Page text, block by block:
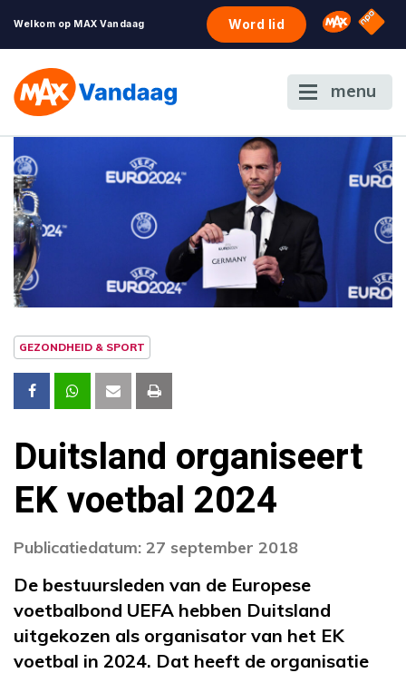
Welkom op MAX Vandaag Word lid Omroep
NPO
menu
GEZONDHEID & SPORT
Duitsland organiseert
EK voetbal 2024
Publicatiedatum: 27 september 2018
De bestuursleden van de Europese
voetbalbond UEFA hebben Duitsland
uitgekozen als organisator van het EK
voetbal in 2024. Dat heeft de organisatie